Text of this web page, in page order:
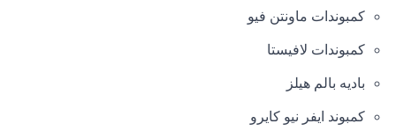
كمبوندات ماونتن فيو
كمبوندات لافيستا
باديه بالم هيلز
كمبوند ايفر نيو كايرو